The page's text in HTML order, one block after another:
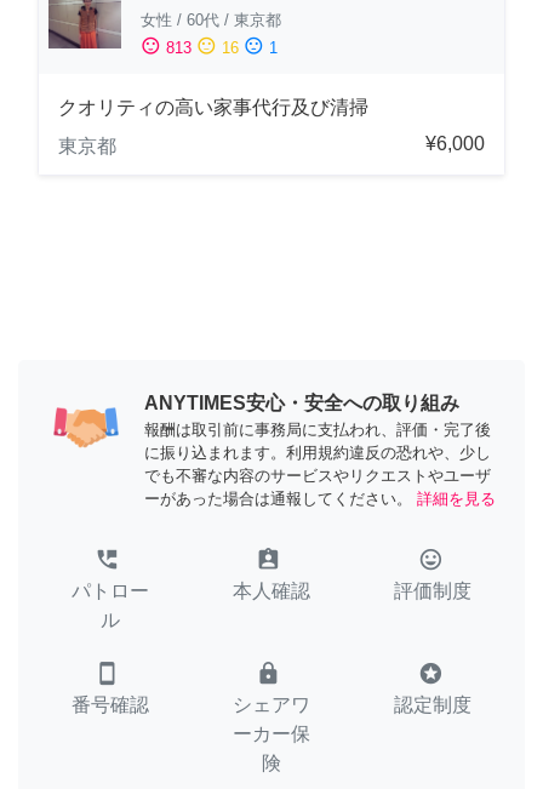
女性 / 60代 / 東京都
sentiment_satisfied 813 sentiment_neutral 16 sentiment_dissatisfied 1
クオリティの高い家事代行及び清掃
東京都
¥6,000
ANYTIMES安心・安全への取り組み
報酬は取引前に事務局に支払われ、評価・完了後
に振り込まれます。利用規約違反の恐れや、少し
でも不審な内容のサービスやリクエストやユーザ
ーがあった場合は通報してください。
詳細を見る
perm_phone_msg
パトロー
ル
assignment_ind
本人確認
tag_faces
評価制度
smartphone
番号確認
lock
シェアワ
ーカー保
険
stars
認定制度